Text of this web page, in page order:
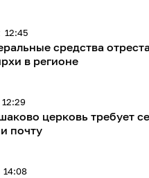
средства
в регионе
12:45
церковь требует
почту
12:29
14:08